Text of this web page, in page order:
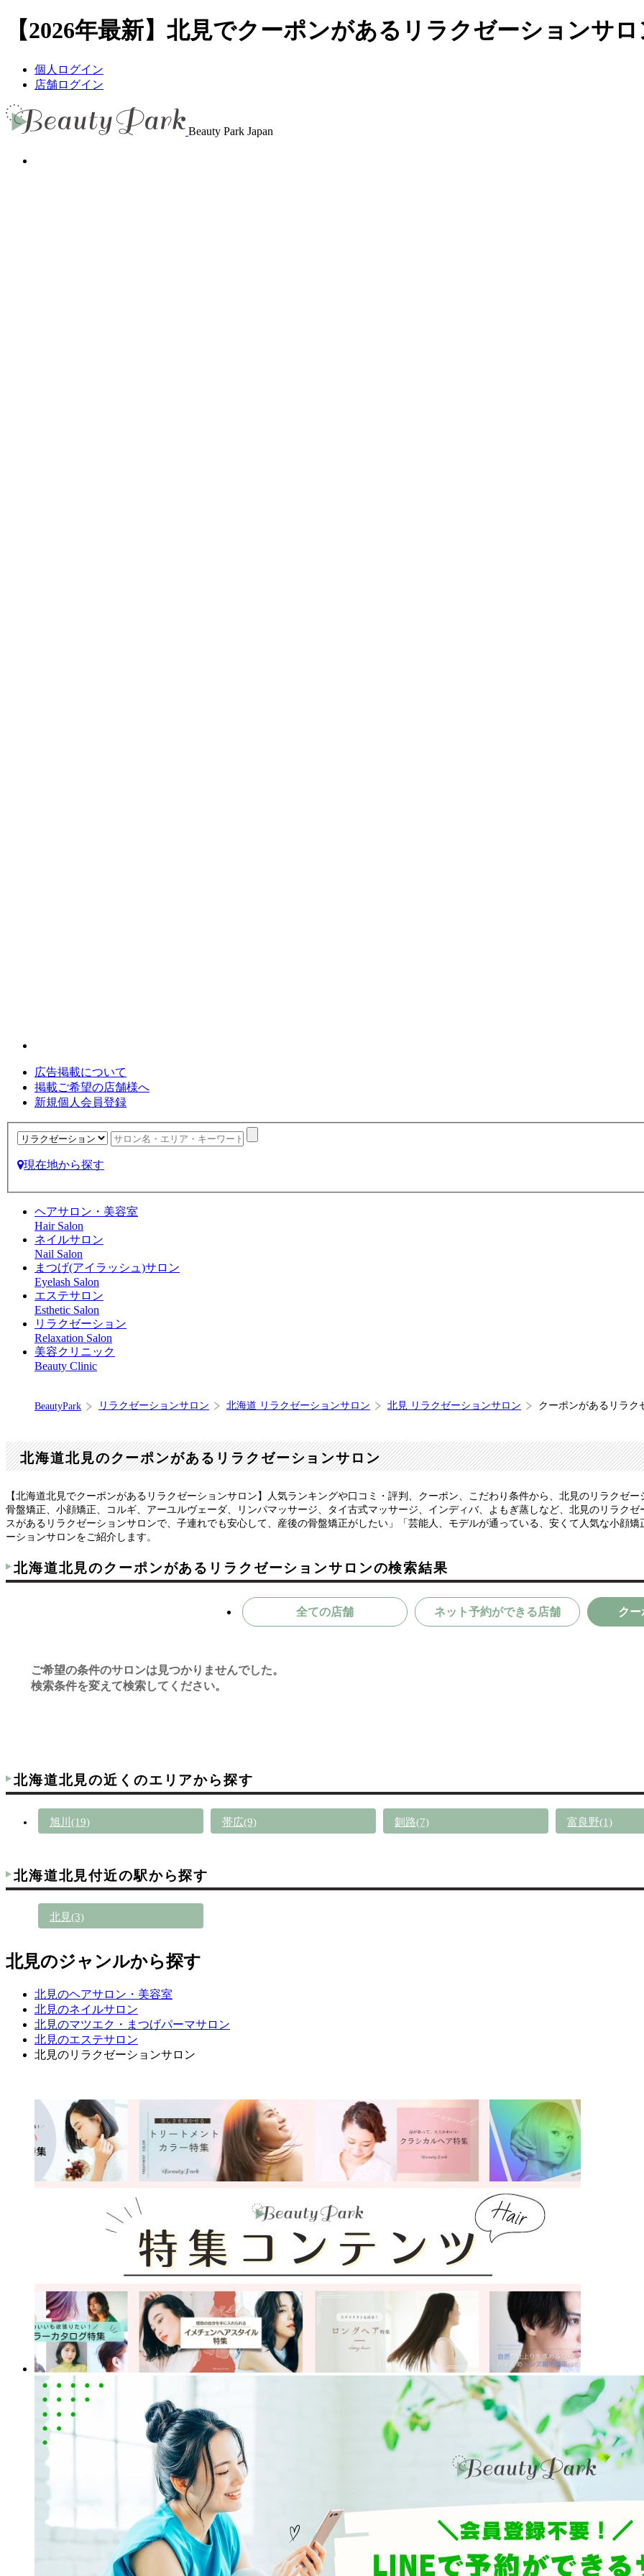
【2026年最新】北見でクーポンがあるリラクゼーションサ
個人ログイン
店舗ログイン
Beauty Park Japan
広告掲載について
掲載ご希望の店舗様へ
新規個人会員登録
現在地から探す
ヘアサロン・美容室
Hair Salon
ネイルサロン
Nail Salon
まつげ(アイラッシュ)サロン
Eyelash Salon
エステサロン
Esthetic Salon
リラクゼーション
Relaxation Salon
美容クリニック
Beauty Clinic
BeautyPark リラクゼーションサロン 北海道 リラクゼーションサロン 北見 リラクゼーションサロン クーポンがあるリラク
北海道北見のクーポンがあるリラクゼーションサロン
【北海道北見でクーポンがあるリラクゼーションサロン】人気ランキングや口コミ・評判、クーポン、こだわり条件から、北見のリラクゼ
骨盤矯正、小顔矯正、コルギ、アーユルヴェーダ、リンパマッサージ、タイ古式マッサージ、インディバ、よもぎ蒸しなど、北見のリラク
スがあるリラクゼーションサロンで、子連れでも安心して、産後の骨盤矯正がしたい」「芸能人、モデルが通っている、安くて人気な小顔
ーションサロンをご紹介します。
北海道北見のクーポンがあるリラクゼーションサロンの検索結果
全ての店舗 ネット予約ができる店舗 クー
ご希望の条件のサロンは見つかりませんでした。
検索条件を変えて検索してください。
北海道北見の近くのエリアから探す
旭川(19) 帯広(9) 釧路(7) 富良野(1)
北海道北見付近の駅から探す
北見(3)
北見のジャンルから探す
北見のヘアサロン・美容室
北見のネイルサロン
北見のマツエク・まつげパーマサロン
北見のエステサロン
北見のリラクゼーションサロン